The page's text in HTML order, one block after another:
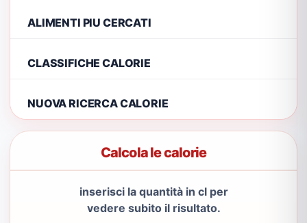
ALIMENTI PIU CERCATI
CLASSIFICHE CALORIE
NUOVA RICERCA CALORIE
Calcola le calorie
inserisci la quantità in cl per
vedere subito il risultato.